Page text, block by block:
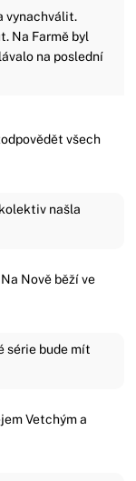
vynachválit.
Na Farmě byl
na poslední
všech
našla
Nově běží ve
série bude mít
Vetchým a